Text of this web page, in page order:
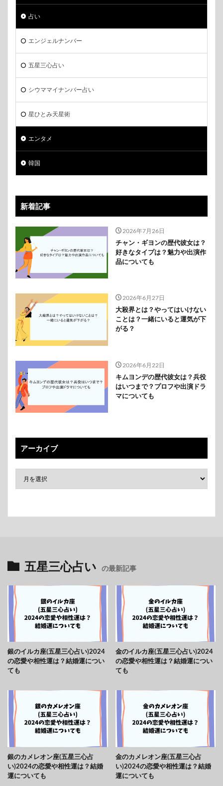
占い
エンジェルナンバー
五星三心占い
シウママイナンバー占い
星ひとみ天星術
エンタメ
韓国
新着記事
2026年7月26日
チャン・ギヨンの歴代彼女は？
好きなタイプは？魅力や出演作
品についても
2026年6月27日
大殺界とは？やってはいけない
ことは？一緒にいると運気が下
がる？
2026年6月22日
キムヨンデの歴代彼女は？兵役
はいつまで？プロフや出演ドラ
マについても
アーカイブ
五星三心占い の最新記事
銀のイルカ座(五星三心占い)2024
の恋愛や相性運は？結婚運につい
ても
金のイルカ座(五星三心占い)2024
の恋愛や相性運は？結婚運につい
ても
銀のカメレオン座(五星三心占
い)2024の恋愛や相性運は？結婚
運についても
金のカメレオン座(五星三心占
い)2024の恋愛や相性運は？結婚
運についても